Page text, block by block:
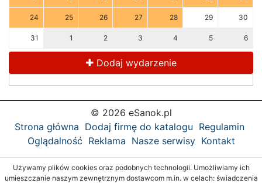
24 25 26 27 28 29 30
31 1 2 3 4 5 6
Dodaj wydarzenie
© 2026 eSanok.pl
Strona główna Dodaj firmę do katalogu Regulamin
Oglądalność Reklama Nasze serwisy Kontakt
Używamy plików cookies oraz podobnych technologii. Umożliwiamy ich
umieszczanie naszym zewnętrznym dostawcom m.in. w celach: świadczenia